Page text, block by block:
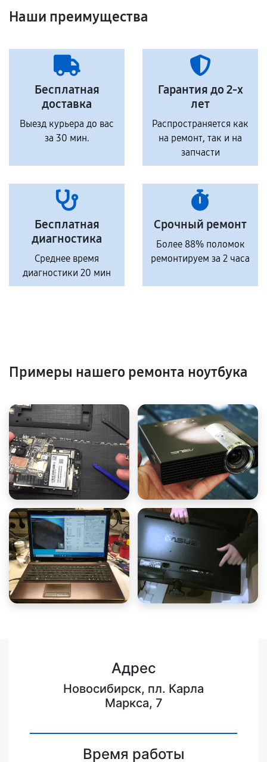
Наши преимущества
Бесплатная
доставка
Выезд курьера до вас
за 30 мин.
Гарантия до 2-х
лет
Распространяется как
на ремонт, так и на
запчасти
Бесплатная
диагностика
Среднее время
диагностики 20 мин
Срочный ремонт
Более 88% поломок
ремонтируем за 2 часа
Примеры нашего ремонта ноутбука
Адрес
Новосибирск, пл. Карла
Маркса, 7
Время работы